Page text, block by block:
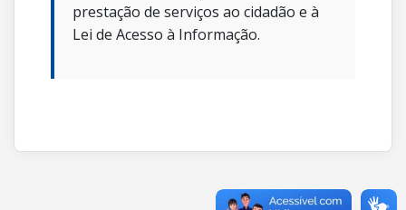
prestação de serviços ao cidadão e à
Lei de Acesso à Informação.